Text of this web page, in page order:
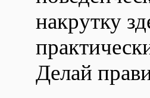
накрутку
Делай